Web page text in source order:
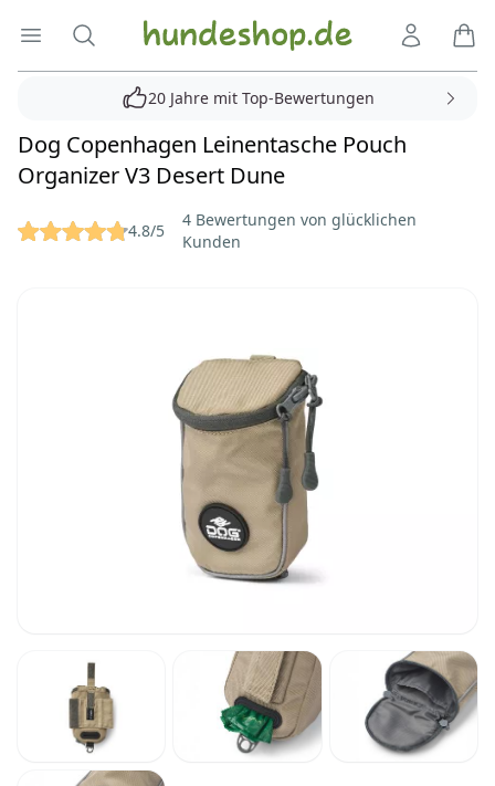
Menü öffnen
Suche Hundeshop.de
20 Jahre mit Top-Bewertungen
Dog Copenhagen Leinentasche Pouch
Organizer V3 Desert Dune
Reviews 4.8/5
4 Bewertungen von glücklichen
Kunden